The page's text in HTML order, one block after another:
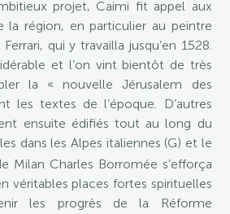
projet, Caimi fit appel aux
la région, en particulier au peintre
qui y travailla jusqu’en 1528.
et l’on vint bientôt de très
la « nouvelle Jérusalem des
les textes de l’époque. D’autres
ensuite édifiés tout au long du
dans les Alpes italiennes (G) et le
Milan Charles Borromée s’efforça
véritables places fortes spirituelles
les progrès de la Réforme